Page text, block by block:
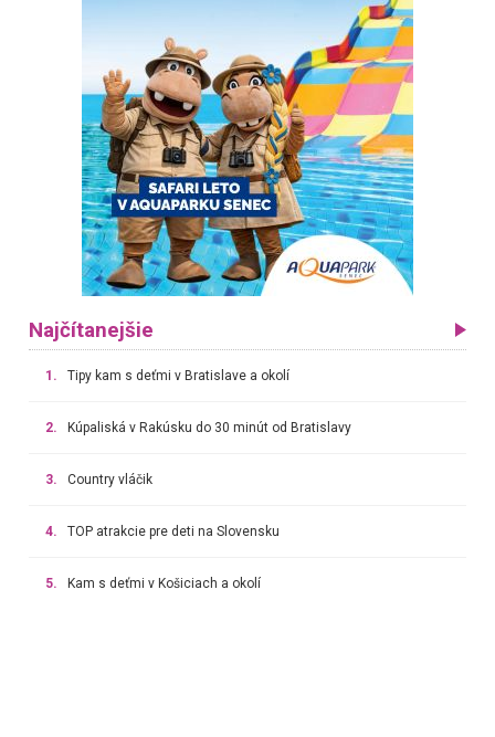
Najčítanejšie
1. Tipy kam s deťmi v Bratislave a okolí
2. Kúpaliská v Rakúsku do 30 minút od Bratislavy
3. Country vláčik
4. TOP atrakcie pre deti na Slovensku
5. Kam s deťmi v Košiciach a okolí